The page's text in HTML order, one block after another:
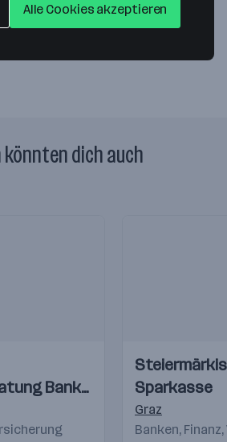
könnten dich auch
Bank
Videos
Einblicke
Einblicke
Sparkasse
Graz
Banken,
Alle Cookies akzeptieren